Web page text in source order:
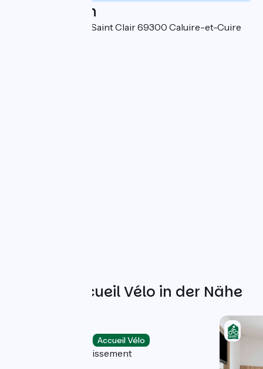
Localisation
157 Grande Rue de Saint Clair 69300 Caluire-et-Cuire
Weitere Accueil Vélo in der Nähe
Accueil Vélo
Lyon 8e Arrondissement